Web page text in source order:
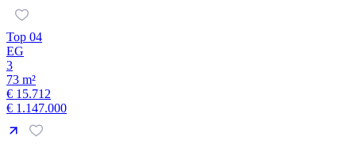
Top 04
EG
3
73 m²
€ 15.712
€ 1.147.000